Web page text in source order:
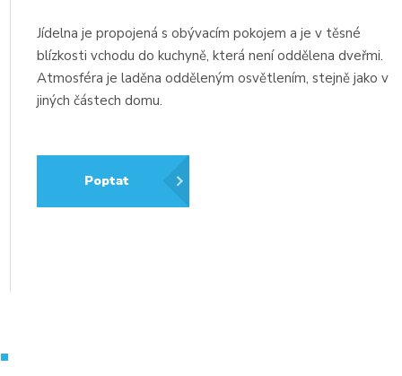
Jídelna je propojená s obývacím pokojem a je v těsné
blízkosti vchodu do kuchyně, která není oddělena dveřmi.
Atmosféra je laděna odděleným osvětlením, stejně jako v
jiných částech domu.
Poptat